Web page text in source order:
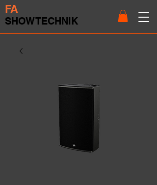
FA
SHOWTECHNIK